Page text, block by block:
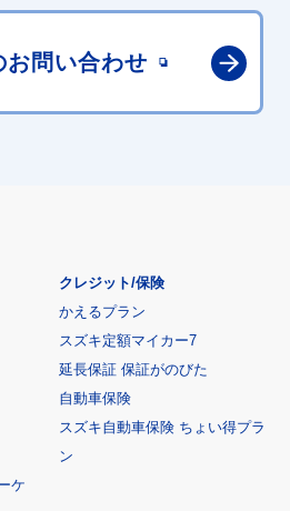
お問い合わせ
ケ
クレジット/保険
かえるプラン
スズキ定額マイカー7
延長保証 保証がのびた
自動車保険
スズキ自動車保険 ちょい得プラ
ン